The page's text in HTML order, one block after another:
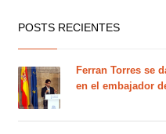
POSTS RECIENTES
Ferran Torres se
en el embajador